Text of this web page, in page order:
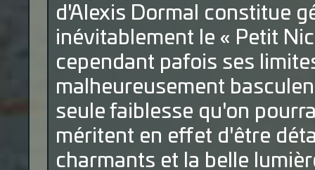
d'Alexis Dormal constitue
inévitablement le « Petit
cependant pafois ses
malheureusement
seule faiblesse qu'on
méritent en effet d'être
charmants et la belle